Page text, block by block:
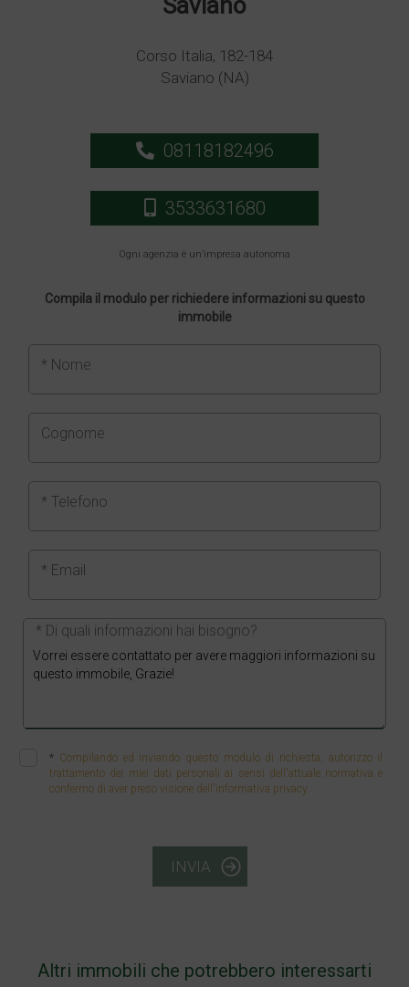
Saviano
Corso Italia, 182-184
Saviano (NA)
08118182496
3533631680
Ogni agenzia è un’impresa autonoma
Compila il modulo per richiedere informazioni su questo
immobile
* Nome
Cognome
* Telefono
* Email
* Di quali informazioni hai bisogno?
* Compilando ed inviando questo modulo di richiesta, autorizzo il
trattamento dei miei dati personali ai sensi dell'attuale normativa e
confermo di aver preso visione dell'informativa privacy.
INVIA
Altri immobili che potrebbero interessarti